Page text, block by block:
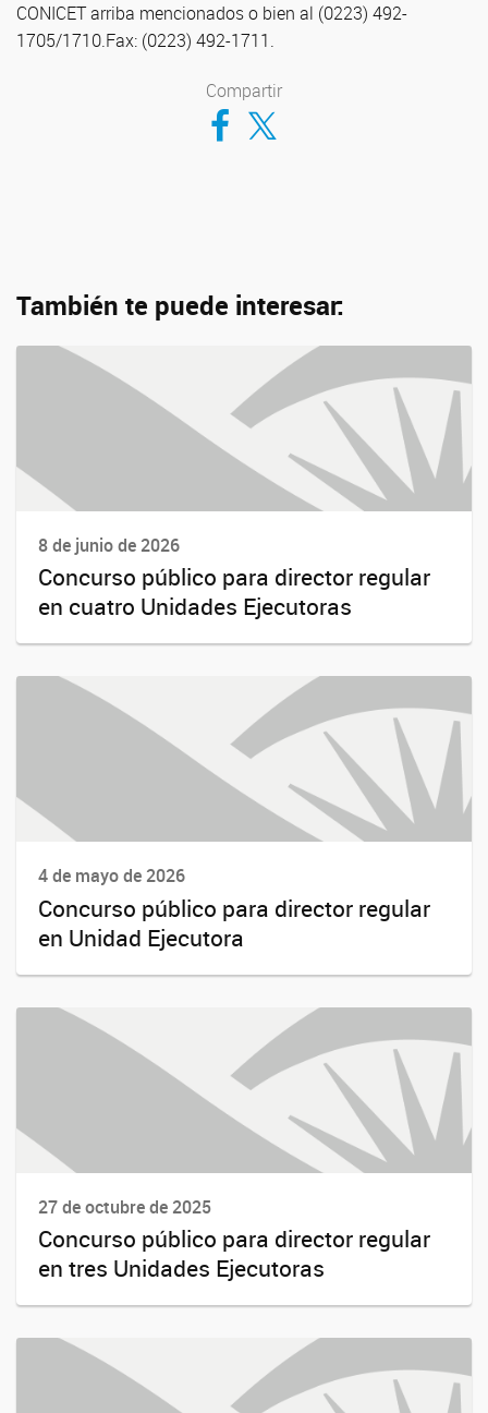
CONICET arriba mencionados o bien al (0223) 492-
1705/1710.Fax: (0223) 492-1711.
Compartir
Compartir en Facebook
Compartir en Twitter
También te puede interesar:
8 de junio de 2026
Concurso público para director regular
en cuatro Unidades Ejecutoras
4 de mayo de 2026
Concurso público para director regular
en Unidad Ejecutora
27 de octubre de 2025
Concurso público para director regular
en tres Unidades Ejecutoras